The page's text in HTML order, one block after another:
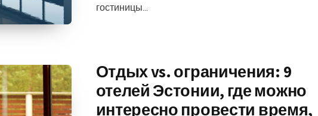
гостиницы...
Отдых vs. ограничения: 9
отелей Эстонии, где можно
интересно провести время,